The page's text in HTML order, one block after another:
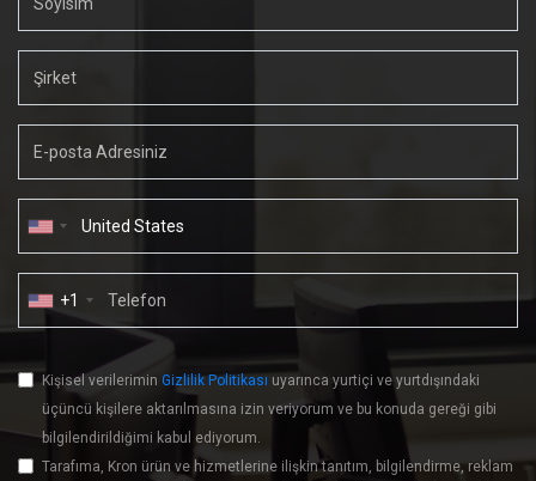
+1
Kişisel verilerimin Gizlilik Politikası uyarınca yurtiçi ve yurtdışındaki
üçüncü kişilere aktarılmasına izin veriyorum ve bu konuda gereği gibi
bilgilendirildiğimi kabul ediyorum.
Tarafıma, Kron ürün ve hizmetlerine ilişkin tanıtım, bilgilendirme, reklam